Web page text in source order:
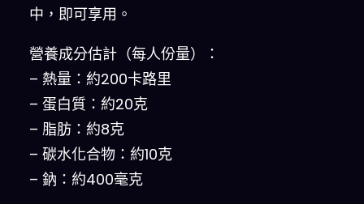
中，即可享用。
營養成分估計（每人份量）：
– 熱量：約200卡路里
– 蛋白質：約20克
– 脂肪：約8克
– 碳水化合物：約10克
– 鈉：約400毫克